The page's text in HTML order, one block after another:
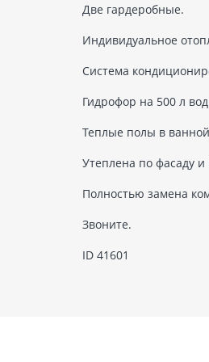
Две гардеробные.
Индивидуальное
Система
Гидрофор на 500 л
Теплые полы в
Утеплена по фасаду
Полностью замена
Звоните.
ID 41601